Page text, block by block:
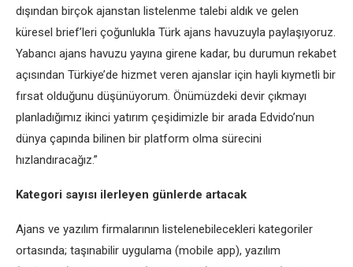
dışından birçok ajanstan listelenme talebi aldık ve gelen
küresel brief’leri çoğunlukla Türk ajans havuzuyla paylaşıyoruz.
Yabancı ajans havuzu yayına girene kadar, bu durumun rekabet
açısından Türkiye’de hizmet veren ajanslar için hayli kıymetli bir
fırsat olduğunu düşünüyorum. Önümüzdeki devir çıkmayı
planladığımız ikinci yatırım çeşidimizle bir arada Edvido’nun
dünya çapında bilinen bir platform olma sürecini
hızlandıracağız.”
Kategori sayısı ilerleyen günlerde artacak
Ajans ve yazılım firmalarının listelenebilecekleri kategoriler
ortasında; taşınabilir uygulama (mobile app), yazılım